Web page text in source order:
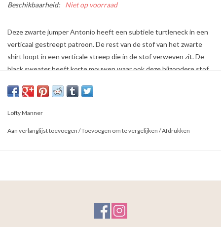
Beschikbaarheid: Niet op voorraad
Deze zwarte jumper Antonio heeft een subtiele turtleneck in een
verticaal gestreept patroon. De rest van de stof van het zwarte
shirt loopt in een verticale streep die in de stof verweven zit. De
black sweater heeft korte mouwen waar ook deze bijzondere stof
100% Acrylic
Lofty Manner
Aan verlanglijst toevoegen /Toevoegen om te vergelijken /Afdrukken